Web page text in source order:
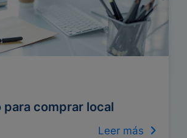
para comprar local
Leer más